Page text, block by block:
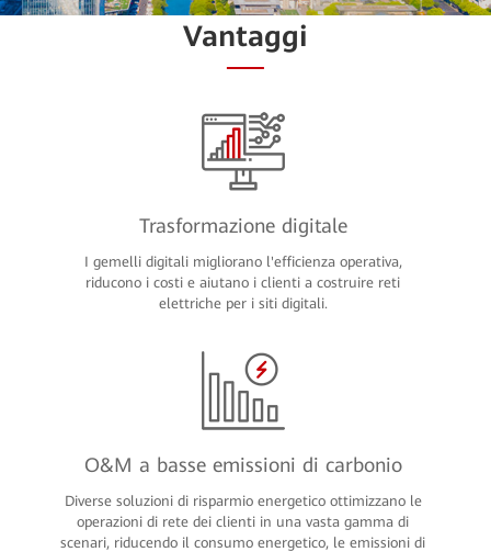
Vantaggi
Trasformazione digitale
I gemelli digitali migliorano l'efficienza operativa,
riducono i costi e aiutano i clienti a costruire reti
elettriche per i siti digitali.
O&M a basse emissioni di carbonio
Diverse soluzioni di risparmio energetico ottimizzano le
operazioni di rete dei clienti in una vasta gamma di
scenari, riducendo il consumo energetico, le emissioni di